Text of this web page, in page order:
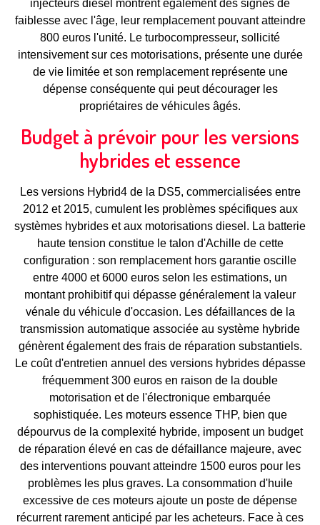
injecteurs diesel montrent également des signes de
faiblesse avec l'âge, leur remplacement pouvant atteindre
800 euros l'unité. Le turbocompresseur, sollicité
intensivement sur ces motorisations, présente une durée
de vie limitée et son remplacement représente une
dépense conséquente qui peut décourager les
propriétaires de véhicules âgés.
Budget à prévoir pour les versions
hybrides et essence
Les versions Hybrid4 de la DS5, commercialisées entre
2012 et 2015, cumulent les problèmes spécifiques aux
systèmes hybrides et aux motorisations diesel. La batterie
haute tension constitue le talon d'Achille de cette
configuration : son remplacement hors garantie oscille
entre 4000 et 6000 euros selon les estimations, un
montant prohibitif qui dépasse généralement la valeur
vénale du véhicule d'occasion. Les défaillances de la
transmission automatique associée au système hybride
génèrent également des frais de réparation substantiels.
Le coût d'entretien annuel des versions hybrides dépasse
fréquemment 300 euros en raison de la double
motorisation et de l'électronique embarquée
sophistiquée. Les moteurs essence THP, bien que
dépourvus de la complexité hybride, imposent un budget
de réparation élevé en cas de défaillance majeure, avec
des interventions pouvant atteindre 1500 euros pour les
problèmes les plus graves. La consommation d'huile
excessive de ces moteurs ajoute un poste de dépense
récurrent rarement anticipé par les acheteurs. Face à ces